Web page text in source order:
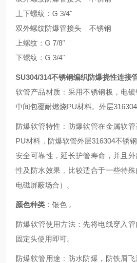
上下螺纹：G 3/4"
双外螺纹防爆管接头 不锈钢
上螺纹：G 7/8"
下螺纹：G 3/4"
SU304/314不锈钢编织防爆挠性连接
软管产品材质：采用不锈钢板，电
中间包覆耐燃烧PU材料。外层
防爆软管特性：防爆软管在金属软
PU材料，防爆软管外层316304不锈
安全可靠性，延长护管寿命，并且
性及防水效果，比较适合于一些特
电磁屏蔽场合）。
颜色种类 ：银色 。
防爆软管使用方法：先将电线穿入
固定头使用即可。
防爆软管用途：防水防爆，防铁屑